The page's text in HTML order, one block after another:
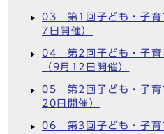
03 第1回子ども・子育
7日開催）
04 第2回子ども・子育
（9月12日開催）
05 第2回子ども・子育
20日開催）
06 第3回子ども・子育